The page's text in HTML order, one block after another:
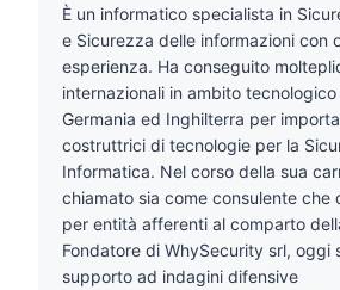
È un informatico specialista in
e Sicurezza delle informazioni con
esperienza. Ha conseguito
internazionali in ambito
Germania ed Inghilterra per
costruttrici di tecnologie per la
Informatica. Nel corso della sua
chiamato sia come consulente che
per entità afferenti al comparto
Fondatore di WhySecurity srl, oggi
supporto ad indagini difensive